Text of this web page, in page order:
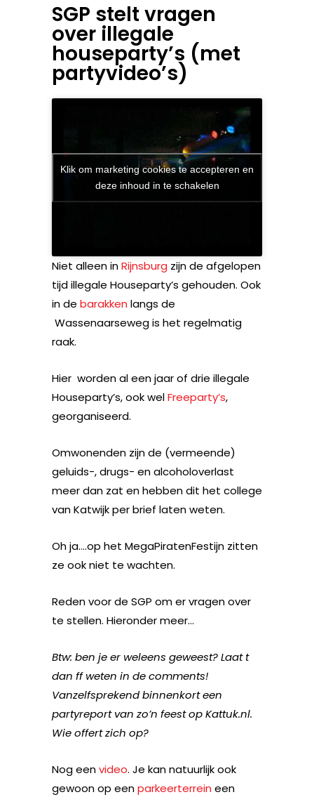
SGP stelt vragen
over illegale
houseparty’s (met
partyvideo’s)
Klik om marketing cookies te accepteren en
deze inhoud in te schakelen
Niet alleen inRijnsburg zijn de afgelopen
tijd illegale Houseparty’s gehouden. Ook
in de barakken langs de
Wassenaarseweg is het regelmatig
raak.
Hier worden al een jaar of drie illegale
Houseparty’s, ook welFreeparty’s,
georganiseerd.
Omwonenden zijn de (vermeende)
geluids-, drugs- en alcoholoverlast
meer dan zat en hebben dit het college
van Katwijk per brief laten weten.
Oh ja….op het MegaPiratenFestijn zitten
ze ook niet te wachten.
Reden voor de SGP om er vragen over
te stellen. Hieronder meer…
Btw: ben je er weleens geweest? Laat t
dan ff weten in de comments!
Vanzelfsprekend binnenkort een
partyreport van zo’n feest op Kattuk.nl.
Wie offert zich op?
Nog eenvideo. Je kan natuurlijk ook
gewoon op eenparkeerterrein een